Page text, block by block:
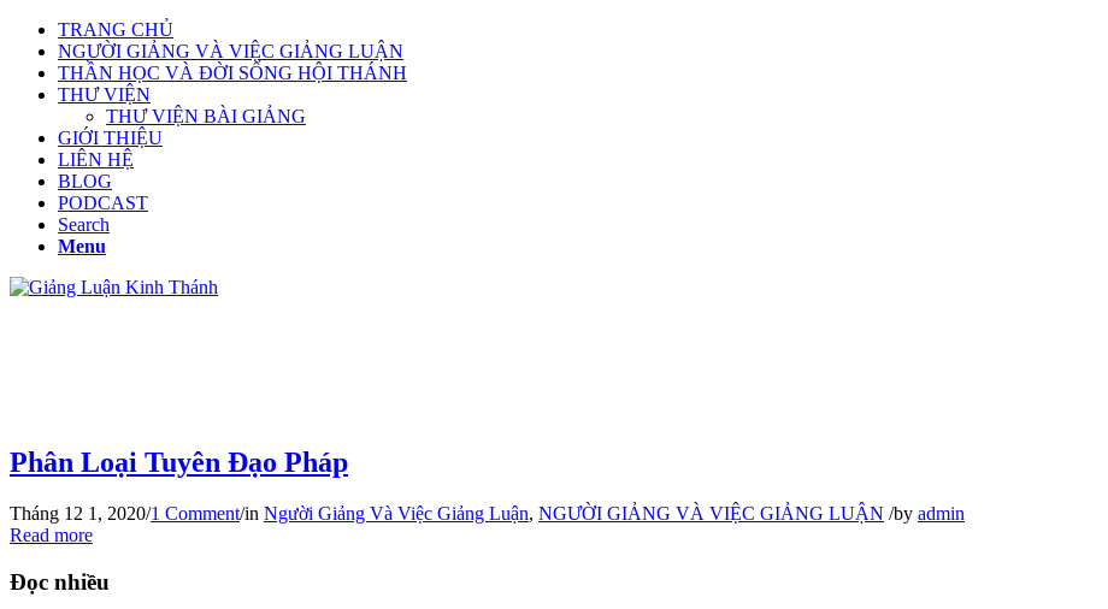
TRANG CHỦ
NGƯỜI GIẢNG VÀ VIỆC GIẢNG LUẬN
THẦN HỌC VÀ ĐỜI SỐNG HỘI THÁNH
THƯ VIỆN
THƯ VIỆN BÀI GIẢNG
GIỚI THIỆU
LIÊN HỆ
BLOG
PODCAST
Search
Menu
Phân Loại Tuyên Đạo Pháp
Tháng 12 1, 2020/1 Comment/in Người Giảng Và Việc Giảng Luận, NGƯỜI GIẢNG VÀ VIỆC GIẢNG LUẬN /by admin
Read more
Đọc nhiều